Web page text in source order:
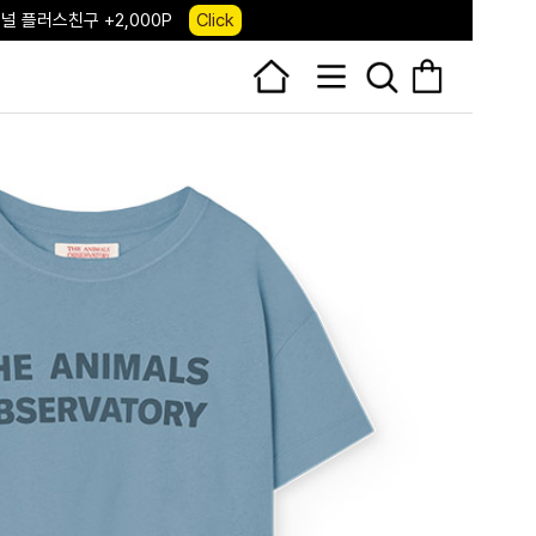
앱 다운로드 +3,000P
Down
Click